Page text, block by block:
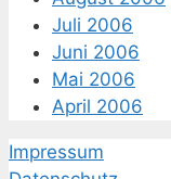
Juli 2006
Juni 2006
Mai 2006
April 2006
Impressum